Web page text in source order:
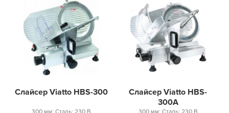
Слайсер Viatto HBS-300
Слайсер Viatto HBS-
300A